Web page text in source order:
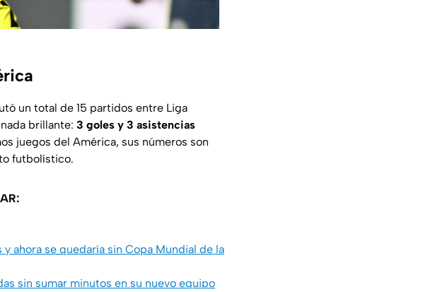
un total de 15 partidos entre Liga
brillante: 3 goles y 3 asistencias
juegos del América, sus números son
futbolístico.
ahora se quedaría sin Copa Mundial de la
sin sumar minutos en su nuevo equipo